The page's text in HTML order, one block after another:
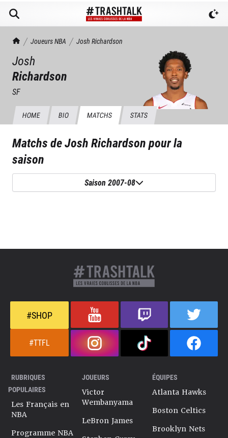
TrashTalk Actu NBA
Joueurs NBA Josh Richardson
Josh
Richardson
SF
HOME BIO MATCHS STATS
Matchs deJosh Richardsonpour la
saison
Saison 2007-08
#SHOP
#TTFL
RUBRIQUES
POPULAIRES
Les Français en
NBA
Programme NBA
JOUEURS
Victor
Wembanyama
LeBron James
ÉQUIPES
Atlanta Hawks
Boston Celtics
Brooklyn Nets